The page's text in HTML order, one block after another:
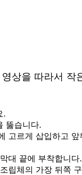
상을 따라서 작
.
뚫습니다.
고르게 삽입하고
대 끝에 부착합니다.
립체의 가장 뒤쪽